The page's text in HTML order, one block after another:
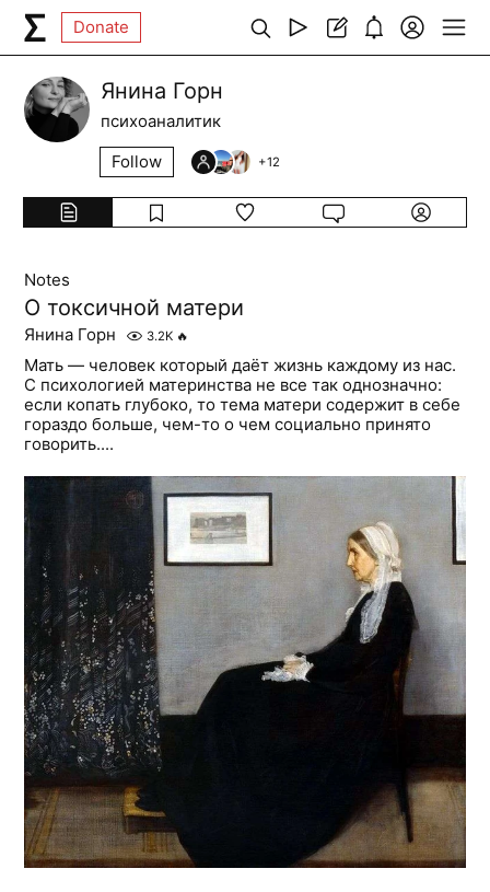
Donate
Янина Горн
психоаналитик
Follow
+12
Notes
О токсичной матери
Янина Горн 3.2K 🔥
Мать — человек который даёт жизнь каждому из нас.
С психологией материнства не все так однозначно:
если копать глубоко, то тема матери содержит в себе
гораздо больше, чем-то о чем социально принято
говорить....